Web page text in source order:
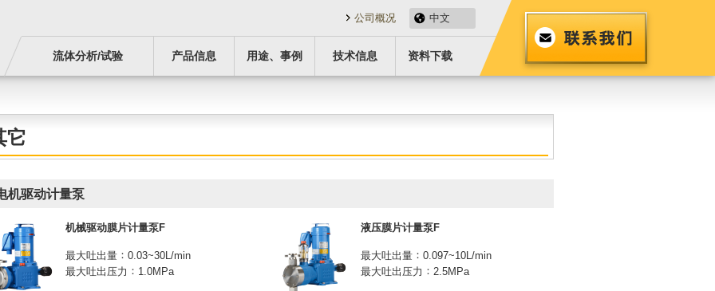
公司概况 中文
流体分析/试验 产品信息 用途、事例 技术信息 资料下载
它
机驱动计量泵
机械驱动膜片计量泵F
最大吐出量
0.03~30L/min
最大吐出压力
1.0MPa
液压膜片计量泵F
最大吐出量
0.097~10L/min
最大吐出压力
2.5MPa